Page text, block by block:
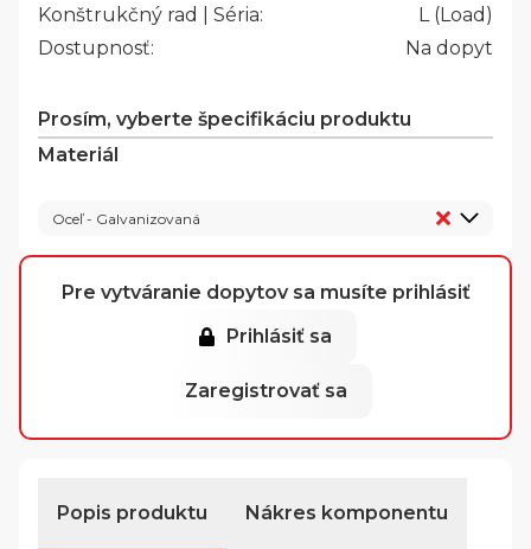
Konštrukčný rad | Séria:
L (Load)
Dostupnosť:
Na dopyt
Prosím, vyberte špecifikáciu produktu
Materiál
Oceľ - Galvanizovaná
Pre vytváranie dopytov sa musíte prihlásiť
Prihlásiť sa
Zaregistrovať sa
Popis produktu Nákres komponentu